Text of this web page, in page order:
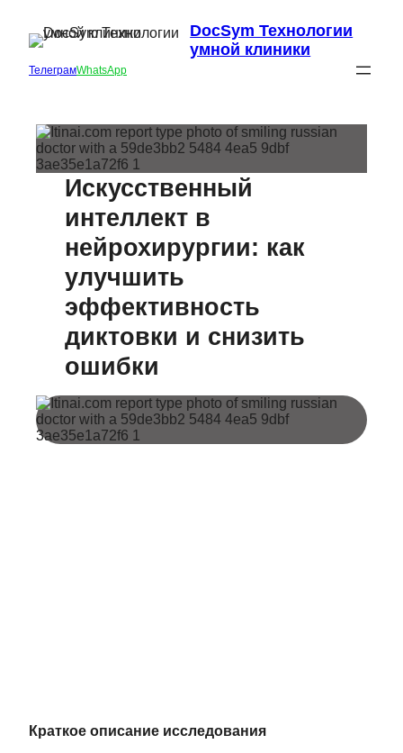
DocSym Технологии
умной клиники
ТелеграмWhatsApp
Искусственный
интеллект в
нейрохирургии: как
улучшить
эффективность
диктовки и снизить
ошибки
Краткое описание исследования